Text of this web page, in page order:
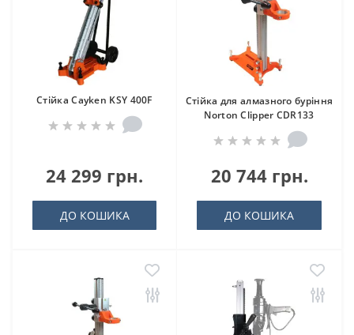
Стійка Cayken KSY 400F
24 299 грн.
ДО КОШИКА
Стійка для алмазного буріння
Norton Clipper CDR133
20 744 грн.
ДО КОШИКА